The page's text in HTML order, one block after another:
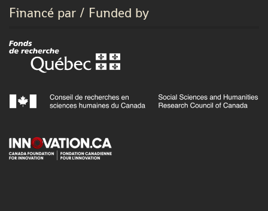
Financé par / Funded by